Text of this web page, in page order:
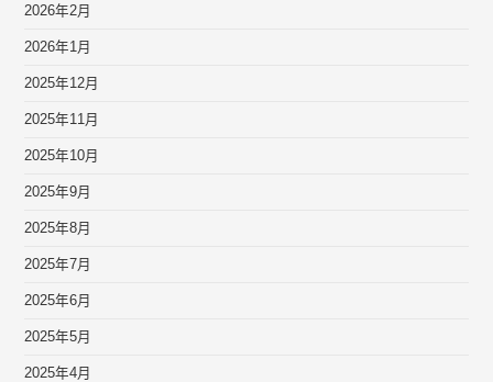
2026年2月
2026年1月
2025年12月
2025年11月
2025年10月
2025年9月
2025年8月
2025年7月
2025年6月
2025年5月
2025年4月